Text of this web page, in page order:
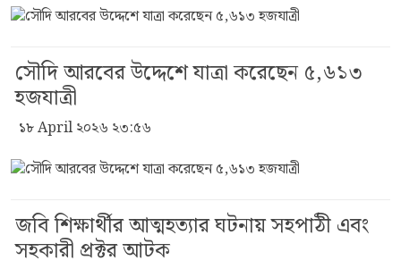
সৌদি আরবের উদ্দেশে যাত্রা করেছেন ৫,৬১৩
হজযাত্রী
১৮ April ২০২৬ ২৩:৫৬
জবি শিক্ষার্থীর আত্মহত্যার ঘটনায় সহপাঠী এবং
সহকারী প্রক্টর আটক